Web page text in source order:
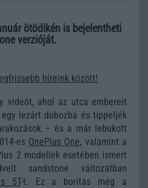
ötödikén is bejelentheti
verzióját.
híreink között!
videót, ahol az utca embereit
lezárt dobozba és tippeljék
– és a már lebukott
es OnePlus One, valamint a
2 modellek esetében ismert
sandstone változatban
5T-t. Ez a borítás még a